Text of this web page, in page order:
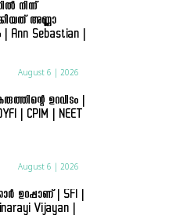
നിന്ന്
അണ്ണാ
Sebastian |
August 6 | 2026
ഉറവിടം |
| CPIM | NEET
August 6 | 2026
ഉറപ്പാണ് | SFI |
Vijayan |